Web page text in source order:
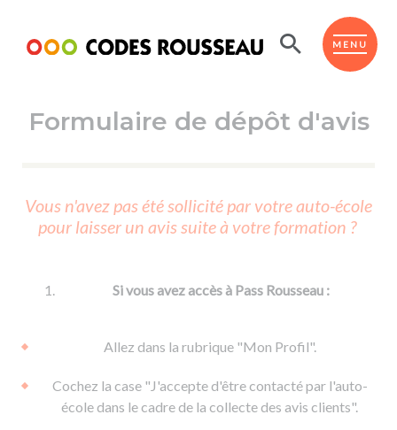
MENU
ESPACE ÉLÈVE
Code de la route
Passer l'ASSR
Réviser le code
Passer l'ETM
Permis voiture
Permis remorque
Permis & handicap
d'apprentissage
De la conduite en voiture
De la conduite à moto
Formations pro.
Permis poids lourd
Formulaire de dépôt d'avis
Vous n'avez pas été sollicité par votre auto-école
pour laisser un avis suite à votre formation ?
Si vous avez accès à Pass Rousseau :
Allez dans la rubrique "Mon Profil".
Cochez la case "J'accepte d'être contacté par l'auto-
école dans le cadre de la collecte des avis clients".